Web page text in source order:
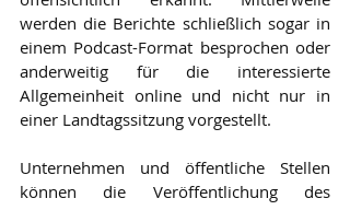
werden die Berichte schließlich sogar in
einem Podcast-Format besprochen oder
anderweitig für die interessierte
Allgemeinheit online und nicht nur in
einer Landtagssitzung vorgestellt.
Unternehmen und öffentliche Stellen
können die Veröffentlichung des